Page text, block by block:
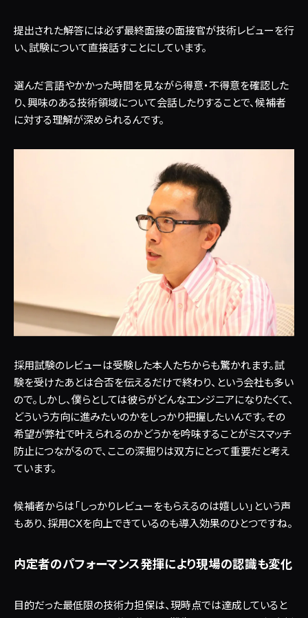
提出された解答には必ず最終面接の面接官が技術レビューを行
い、試験について直接話すことにしています。
選んだ言語やかかった時間を見ながら得意・不得意を確認した
り、興味のある技術領域について会話したりすることで、候補者
に対する理解が深められるんです。
採用試験のレビューは受験した本人たちからも驚かれます。試
験を受けたあとは合否を伝えるだけで終わり、という会社も多い
ので。しかし、僕らとしては彼らがどんなエンジニアになりたくて、
どういう方向に進みたいのかをしっかり把握したいんです。その
希望が弊社で叶えられるのかどうかを吟味することがミスマッチ
防止につながるので、ここの深掘りは双方にとって重要だと考え
ています。
候補者からは「しっかりレビューをもらえるのは嬉しい」という声
もあり、採用CXを向上できているのも導入効果のひとつですね。
内定者のパフォーマンス発揮により現場の認識も変化
目的だった最低限の技術力担保は、現時点では達成していると